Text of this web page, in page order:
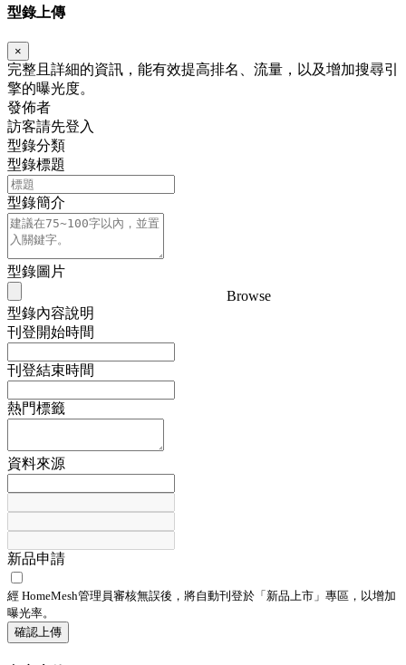
型錄上傳
×
完整且詳細的資訊，能有效提高排名、流量，以及增加搜尋引
擎的曝光度。
發佈者
訪客請先登入
型錄分類
型錄標題
型錄簡介
型錄圖片
Browse
型錄內容說明
刊登開始時間
刊登結束時間
熱門標籤
資料來源
新品申請
經 HomeMesh管理員審核無誤後，將自動刊登於「 新品上市 」專區，以增加
曝光率。
確認上傳